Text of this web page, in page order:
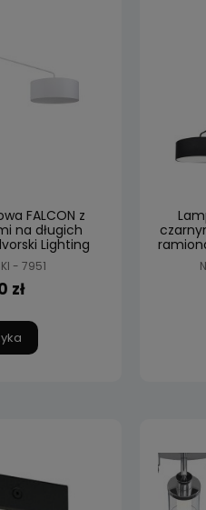
FALCON z
na długich
Lighting
- 7951
zł